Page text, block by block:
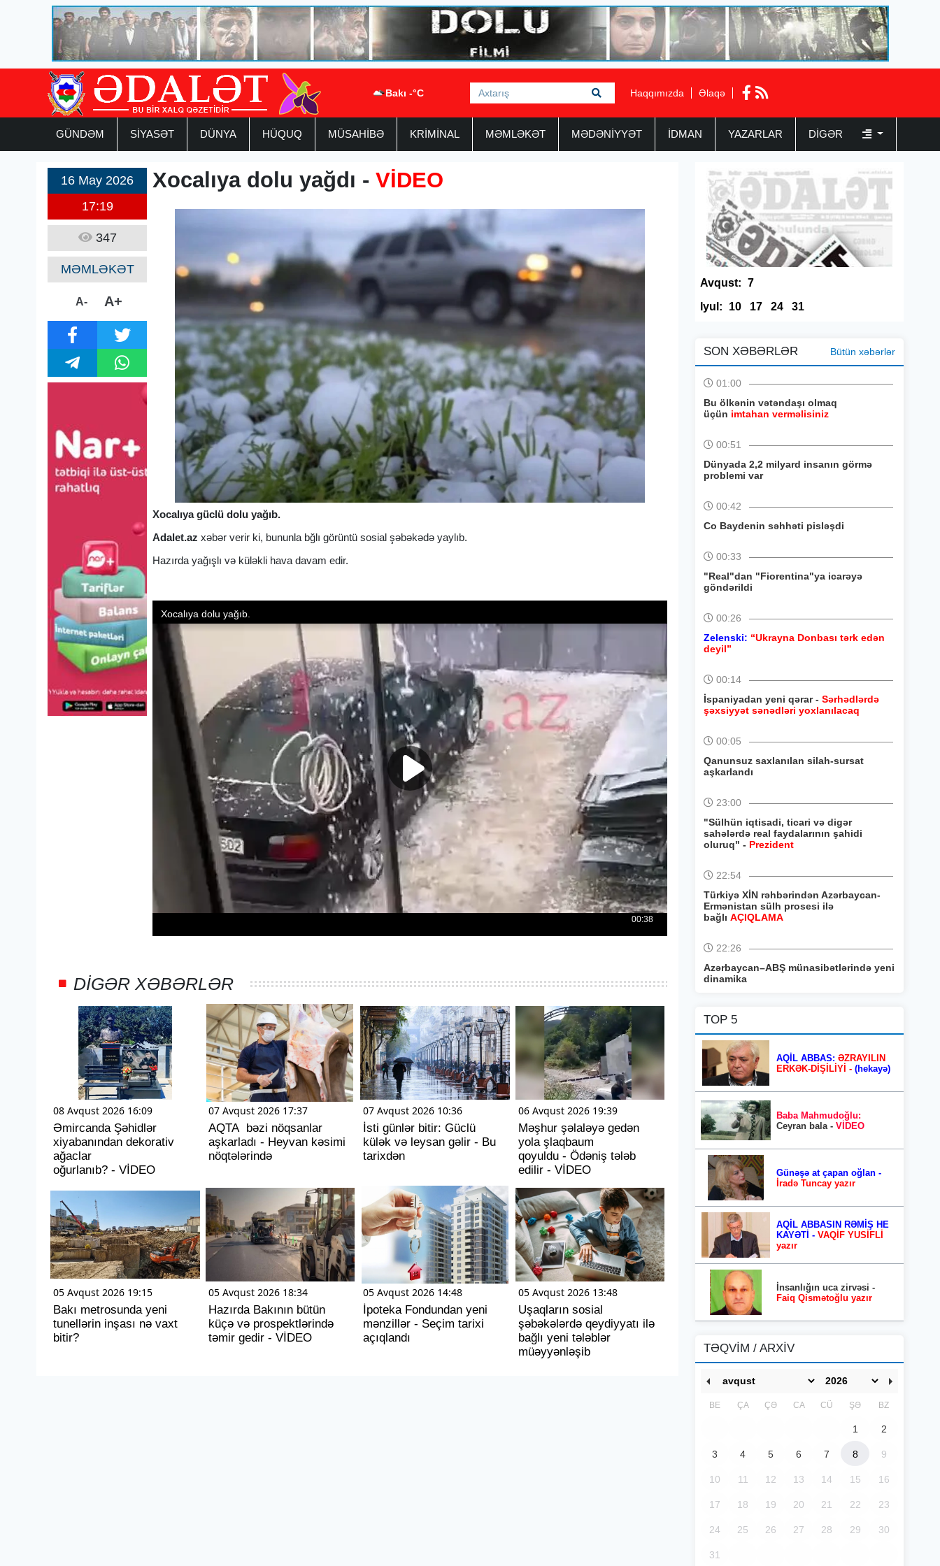
Bakı -°C Haqqımızda Əlaqə
GÜNDƏM SİYASƏT DÜNYA HÜQUQ MÜSAHİBƏ KRİMİNAL MƏMLƏKƏT MƏDƏNİYYƏT İDMAN YAZARLAR DIGƏR
16 May 2026
17:19
347
MƏMLƏKƏT
A- A+
Xocalıya dolu yağdı -VİDEO
Xocalıya güclü dolu yağıb.
Adalet.az xəbər verir ki, bununla bğlı görüntü sosial şəbəkədə yaylıb.
Hazırda yağışlı və küləkli hava davam edir.
DIGƏR XƏBƏRLƏR
08 Avqust 2026 16:09
Əmircanda Şəhidlər
xiyabanından dekorativ
ağaclar
oğurlanıb? - VİDEO
07 Avqust 2026 17:37
AQTA bəzi nöqsanlar
aşkarladı - Heyvan kəsimi
nöqtələrində
07 Avqust 2026 10:36
İsti günlər bitir: Güclü
külək və leysan gəlir - Bu
tarixdən
06 Avqust 2026 19:39
Məşhur şəlaləyə gedən
yola şlaqbaum
qoyuldu - Ödəniş tələb
edilir - VİDEO
05 Avqust 2026 19:15
Bakı metrosunda yeni
tunellərin inşası nə vaxt
bitir?
05 Avqust 2026 18:34
Hazırda Bakının bütün
küçə və prospektlərində
təmir gedir - VİDEO
05 Avqust 2026 14:48
İpoteka Fondundan yeni
mənzillər - Seçim tarixi
açıqlandı
05 Avqust 2026 13:48
Uşaqların sosial
şəbəkələrdə qeydiyyatı ilə
bağlı yeni tələblər
müəyyənləşib
Avqust: 7
Iyul:
10 17 24 31
SON XƏBƏRLƏR Bütün xəbərlər
01:00
Bu ölkənin vətəndaşı olmaq
üçün imtahan verməlisiniz
00:51
Dünyada 2,2 milyard insanın görmə
problemi var
00:42
Co Baydenin səhhəti pisləşdi
00:33
"Real"dan "Fiorentina"ya icarəyə
göndərildi
00:26
Zelenski: “Ukrayna Donbası tərk edən
deyil”
00:14
İspaniyadan yeni qərar - Sərhədlərdə
şəxsiyyət sənədləri yoxlanılacaq
00:05
Qanunsuz saxlanılan silah-sursat
aşkarlandı
23:00
"Sülhün iqtisadi, ticari və digər
sahələrdə real faydalarının şahidi
oluruq" - Prezident
22:54
Türkiyə XİN rəhbərindən Azərbaycan-
Ermənistan sülh prosesi ilə
bağlı AÇIQLAMA
22:26
Azərbaycan–ABŞ münasibətlərində yeni
dinamika
TOP 5
AQİL ABBAS: ƏZRAYILIN
ERKƏK-DİŞİLİYİ - (hekayə)
Baba Mahmudoğlu:
Ceyran bala - VİDEO
Günəşə at çapan oğlan -
İradə Tuncay yazır
AQİL ABBASIN RƏMİŞ HE
KAYƏTİ - VAQİF YUSİFLİ
yazır
İnsanlığın uca zirvəsi -
Faiq Qismətoğlu yazır
TƏQVİM / ARXİV
BE ÇA ÇƏ CA CÜ ŞƏ BZ
1 2
3 4 5 6 7 8 9
10 11 12 13 14 15 16
17 18 19 20 21 22 23
24 25 26 27 28 29 30
31